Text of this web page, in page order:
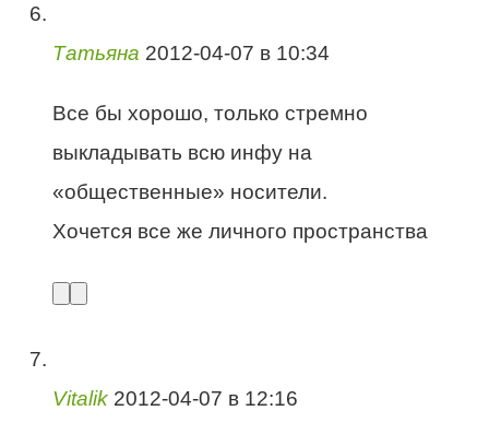
Татьяна 2012-04-07 в 10:34
Все бы хорошо, только стремно
выкладывать всю инфу на
«общественные» носители.
Хочется все же личного пространства
Vitalik 2012-04-07 в 12:16